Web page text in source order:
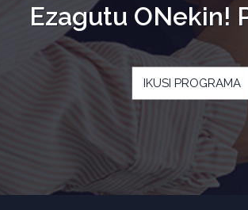
Ezagutu ONekin!
IKUSI PROGRAMA